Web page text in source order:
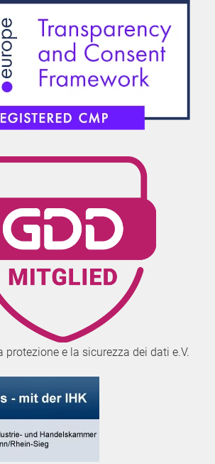
protezione e la sicurezza dei dati e.V.